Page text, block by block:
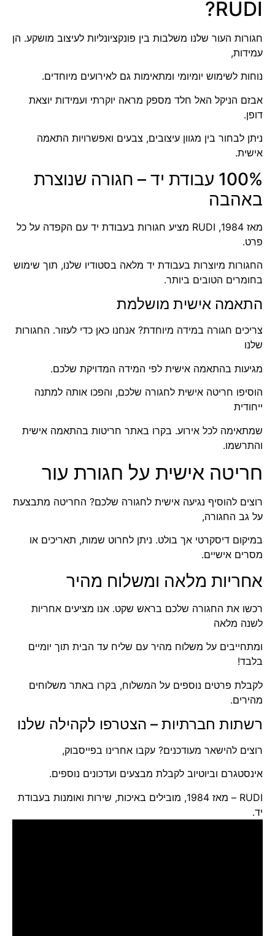
RUDI?
חגורות העור שלנו משלבות בין פונקציונליות לעיצוב מושקע. הן
עמידות,
נוחות לשימוש יומיומי ומתאימות גם לאירועים מיוחדים.
אבזם הניקל האל חלד מספק מראה יוקרתי ועמידות יוצאת
דופן.
ניתן לבחור בין מגוון עיצובים, צבעים ואפשרויות התאמה
אישית.
100% עבודת יד – חגורה שנוצרת
באהבה
מאז 1984, RUDI מציע חגורות בעבודת יד עם הקפדה על כל
פרט.
החגורות מיוצרות בעבודת יד מלאה בסטודיו שלנו, תוך שימוש
בחומרים הטובים ביותר.
התאמה אישית מושלמת
צריכים חגורה במידה מיוחדת? אנחנו כאן כדי לעזור. החגורות
שלנו
מגיעות בהתאמה אישית לפי המידה המדויקת שלכם.
הוסיפו חריטה אישית לחגורה שלכם, והפכו אותה למתנה
ייחודית
שמתאימה לכל אירוע. בקרו באתר חריטות בהתאמה אישית
והתרשמו.
חריטה אישית על חגורת עור
רוצים להוסיף נגיעה אישית לחגורה שלכם? החריטה מתבצעת
על גב החגורה,
במיקום דיסקרטי אך בולט. ניתן לחרוט שמות, תאריכים או
מסרים אישיים.
אחריות מלאה ומשלוח מהיר
רכשו את החגורה שלכם בראש שקט. אנו מציעים אחריות
לשנה מלאה
ומתחייבים על משלוח מהיר עם שליח עד הבית תוך יומיים
בלבד!
לקבלת פרטים נוספים על המשלוח, בקרו באתר משלוחים
מהירים.
רשתות חברתיות – הצטרפו לקהילה שלנו
רוצים להישאר מעודכנים? עקבו אחרינו בפייסבוק,
אינסטגרם וביוטיוב לקבלת מבצעים ועדכונים נוספים.
RUDI – מאז 1984, מובילים באיכות, שירות ואומנות בעבודת
יד.